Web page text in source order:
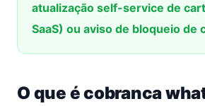
atualização self-service de
SaaS) ou aviso de bloqueio de
O que é cobranca